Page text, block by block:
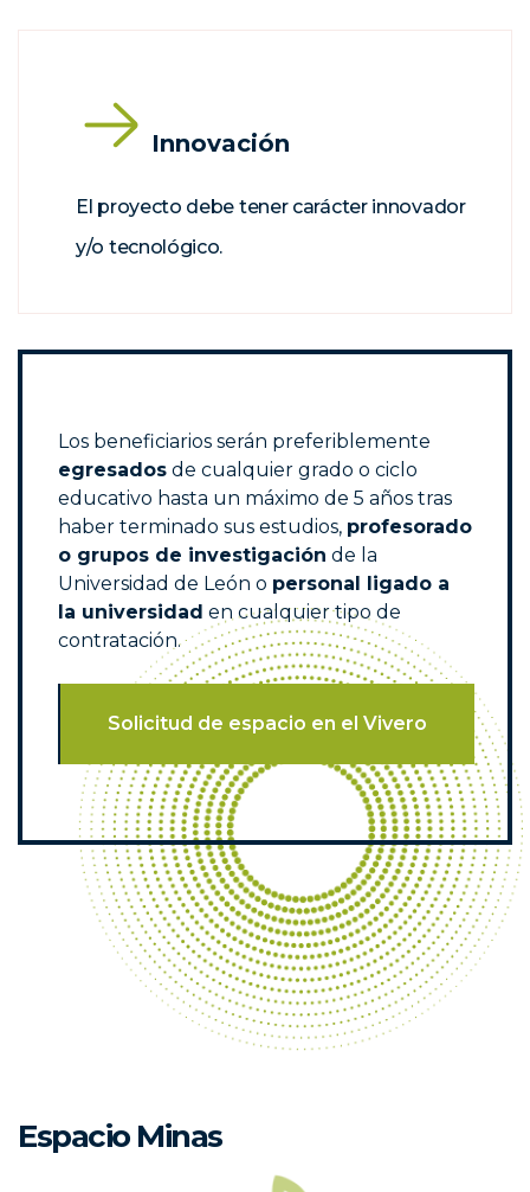
Innovación
El proyecto debe tener carácter innovador
y/o tecnológico.
Los beneficiarios serán preferiblemente
egresados de cualquier grado o ciclo
educativo hasta un máximo de 5 años tras
haber terminado sus estudios, profesorado
o grupos de investigación de la
Universidad de León o personal ligado a
la universidad en cualquier tipo de
contratación.
Solicitud de espacio en el Vivero
Espacio Minas